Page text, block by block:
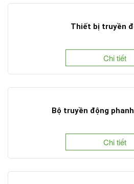
Thiết bị truyền
Chi tiết
Bộ truyền động
Chi tiết